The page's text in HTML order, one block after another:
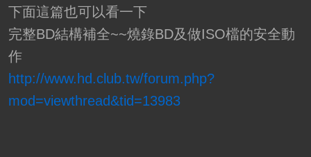
下面這篇也可以看一下
完整BD結構補全~~燒錄BD及做ISO檔的安全動
作
http://www.hd.club.tw/forum.php?
mod=viewthread&tid=13983